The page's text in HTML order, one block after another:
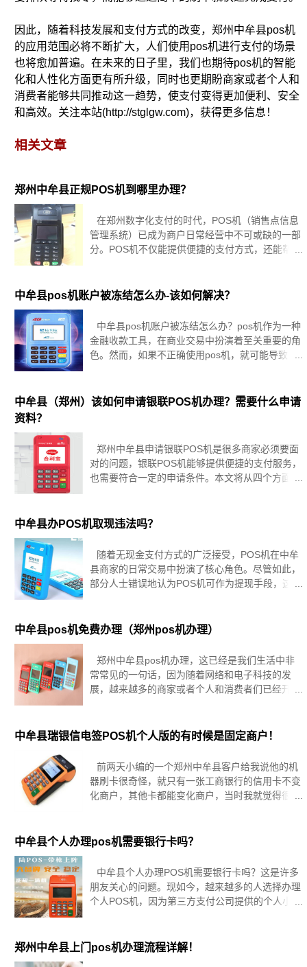
因此，随着科技发展和支付方式的改变，郑州中牟县pos机
的应用范围必将不断扩大，人们使用pos机进行支付的场景
也将愈加普遍。在未来的日子里，我们也期待pos机的智能
化和人性化方面更有所升级，同时也更期盼商家或者个人和
消费者能够共同推动这一趋势，使支付变得更加便利、安全
和高效。关注本站(http://stglgw.com)，获得更多信息！
相关文章
郑州中牟县正规POS机到哪里办理？
在郑州数字化支付的时代，POS机（销售点信息
管理系统）已成为商户日常经营中不可或缺的一部
分。POS机不仅能提供便捷的支付方式，还能帮助
商户可能会困惑：正规POS机
中牟县pos机账户被冻结怎么办-该如何解决？
中牟县pos机账户被冻结怎么办？pos机作为一种
金融收款工具，在商业交易中扮演着至关重要的角
色。然而，如果不正确使用pos机，就可能导致账
POS机不要听信一些低
中牟县（郑州）该如何申请银联POS机办理？需要什么申请
资料？
郑州中牟县申请银联POS机是很多商家必须要面
对的问题，银联POS机能够提供便捷的支付服务，
也需要符合一定的申请条件。本文将从四个方面为
申请条件在申请银联
中牟县办POS机取现违法吗？
随着无现金支付方式的广泛接受，POS机在中牟
县商家的日常交易中扮演了核心角色。尽管如此，
部分人士错误地认为POS机可作为提现手段，这一
手段，并通过实例剖析，全方
中牟县pos机免费办理（郑州pos机办理）
郑州中牟县pos机办理，这已经是我们生活中非
常常见的一句话，因为随着网络和电子科技的发
展，越来越多的商家或者个人和消费者们已经开始
支付已经成为了当前最为
中牟县瑞银信电签POS机个人版的有时候是固定商户！
前两天小编的一个郑州中牟县客户给我说他的机
器刷卡很奇怪，就只有一张工商银行的信用卡不变
化商户，其他卡都能变化商户，当时我就觉得很奇
刷不起卡，我还以为是刷卡方式不对
中牟县个人办理pos机需要银行卡吗？
中牟县个人办理POS机需要银行卡吗？这是许多
朋友关心的问题。现如今，越来越多的人选择办理
个人POS机，因为第三方支付公司提供的个人小微
否需要银行卡呢？答案是肯
郑州中牟县上门pos机办理流程详解！